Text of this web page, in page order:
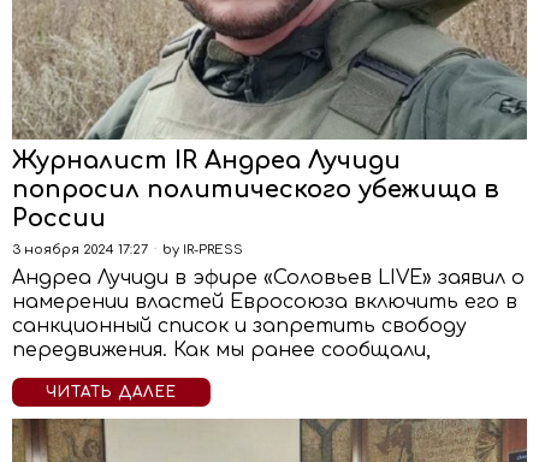
Журналист IR Андреа Лучиди
попросил политического убежища в
России
3 ноября 2024 17:27 by IR-PRESS
Андреа Лучиди в эфире «Соловьев LIVE» заявил о
намерении властей Евросоюза включить его в
санкционный список и запретить свободу
передвижения. Как мы ранее сообщали,
ЧИТАТЬ ДАЛЕЕ